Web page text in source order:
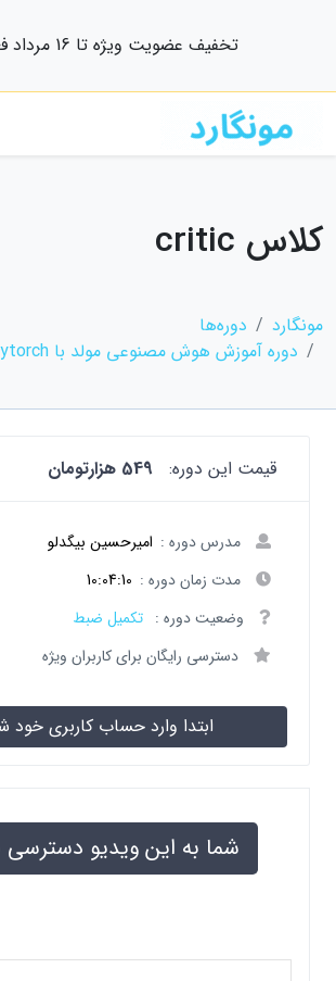
تخفیف عضویت ویژه تا 16 مرداد فعال شد
کلاس critic
مونگارد
دوره‌ها
دوره آموزش هوش مصنوعی مولد با pytorch پایتون
قیمت این دوره: 549 هزارتومان
مدرس دوره : امیرحسین بیگدلو
مدت زمان دوره : 10:04:10
وضعیت دوره : تکمیل ضبط
دسترسی رایگان برای کاربران ویژه
ابتدا وارد حساب کاربری خود
شما به این ویدیو دسترسی